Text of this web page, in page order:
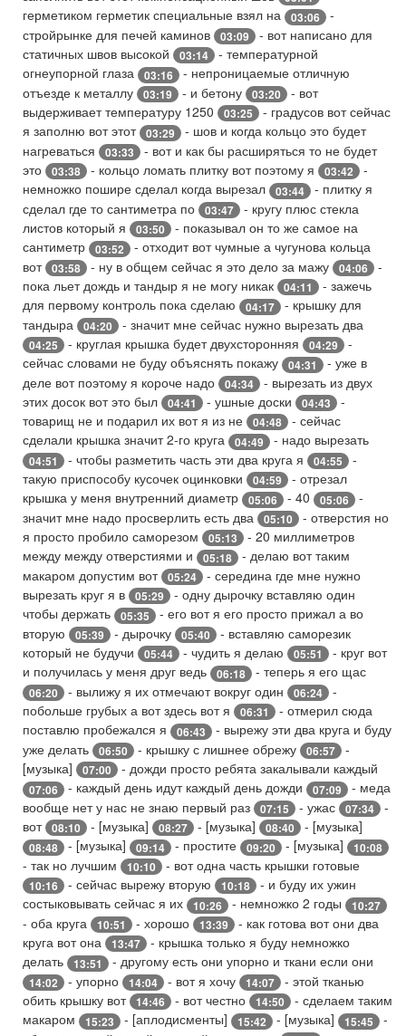
герметиком герметик специальные взял на
03:06
-
стройрынке для печей каминов
03:09
- вот написано для
статичных швов высокой
03:14
- температурной
огнеупорной глаза
03:16
- непроницаемые отличную
отъезде к металлу
03:19 - и бетону 03:20
- вот
выдерживает температуру 1250
03:25
- градусов вот сейчас
я заполню вот этот 03:29
- шов и когда кольцо это будет
нагреваться
03:33
- вот и как бы расширяться то не будет
это
03:38 - кольцо ломать плитку вот поэтому я 03:42
-
немножко пошире сделал когда вырезал
03:44
- плитку я
сделал где то сантиметра по
03:47
- кругу плюс стекла
листов который я
03:50
- показывал он то же самое на
сантиметр
03:52
- отходит вот чумные а чугунова кольца
вот 03:58 - ну в общем сейчас я это дело за мажу 04:06
-
пока льет дождь и тандыр я не могу никак
04:11
- зажечь
для первому контроль пока сделаю
04:17
- крышку для
тандыра
04:20 - значит мне сейчас нужно вырезать два
04:25 - круглая крышка будет двухсторонняя 04:29
-
сейчас словами не буду объяснять покажу
04:31
- уже в
деле вот поэтому я короче надо
04:34
- вырезать из двух
этих досок вот это был
04:41 - ушные доски 04:43
-
товарищ не и подарил их вот я из не
04:48
- сейчас
сделали крышка значит 2-го круга
04:49 - надо вырезать
04:51 - чтобы разметить часть эти два круга я 04:55
-
такую приспособу кусочек оцинковки
04:59
- отрезал
крышка у меня внутренний диаметр
05:06 - 40 05:06
-
значит мне надо просверлить есть два
05:10
- отверстия но
я просто пробило саморезом
05:13
- 20 миллиметров
между между отверстиями и
05:18
- делаю вот таким
макаром допустим вот 05:24
- середина где мне нужно
вырезать круг я в
05:29
- одну дырочку вставляю один
чтобы держать
05:35
- его вот я его просто прижал а во
вторую
05:39 - дырочку 05:40
- вставляю саморезик
который не будучи
05:44 - чудить я делаю 05:51
- круг вот
и получилась у меня друг ведь
06:18 - теперь я его щас
06:20 - вылижу я их отмечают вокруг один 06:24
-
побольше грубых а вот здесь вот я
06:31
- отмерил сюда
поставлю пробежался я
06:43
- вырежу эти два круга и буду
уже делать
06:50 - крышку с лишнее обрежу 06:57
-
[музыка]
07:00 - дожди просто ребята закалывали каждый
07:06 - каждый день идут каждый день дожди 07:09
- меда
вообще нет у нас не знаю первый раз
07:15 - ужас 07:34
-
вот 08:10 - [музыка] 08:27 - [музыка] 08:40 - [музыка]
08:48 - [музыка] 09:14 - простите 09:20 - [музыка] 10:08
- так но лучшим 10:10 - вот одна часть крышки готовые
10:16 - сейчас вырежу вторую 10:18
- и буду их ужин
состыковывать сейчас я их
10:26 - немножко 2 годы 10:27
- оба круга 10:51 - хорошо 13:39
- как готова вот они два
круга вот она
13:47
- крышка только я буду немножко
делать
13:51 - другому есть они упорно и ткани если они
14:02 - упорно 14:04 - вот я хочу 14:07
- этой тканью
обить крышку вот 14:46 - вот честно 14:50
- сделаем таким
макаром
15:23 - [аплодисменты] 15:42 - [музыка] 15:45
-